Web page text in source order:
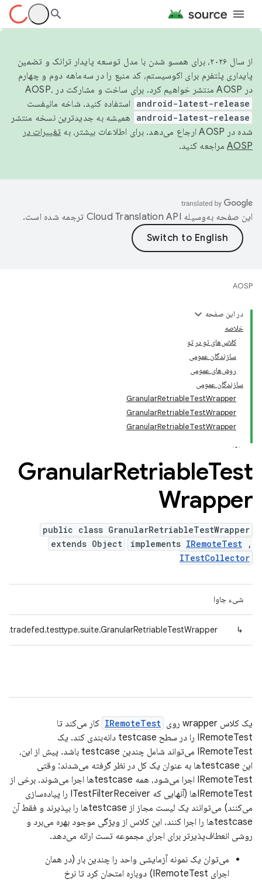
از سال ۲۰۲۶، برای همسو شدن با مدل توسعه پایدار ترانک و تضمین
پایداری پلتفرم برای اکوسیستم، کد منبع را در سه‌ماهه دوم و چهارم
در AOSP منتشر خواهیم کرد. برای ساخت و مشارکت در AOSP،
android-latest-release استفاده کنید. شاخه مانیفست
android-latest-release
همیشه به جدیدترین نسخه منتشر
شده در AOSP ارجاع می‌دهد. برای اطلاعات بیشتر، به
تغییرات در
AOSP مراجعه کنید.
این صفحه به‌وسیله ترجمه شده است.
AOSP
در این صفحه
خلاصه
کلاس‌های تو در تو
سازندگان عمومی
روش‌های عمومی
سازندگان عمومی
GranularRetriableTestWrapper
GranularRetriableTestWrapper
GranularRetriableTestWrapper
GranularRetriableTest
Wrapper
public class GranularRetriableTestWrapper
extends Object
implements IRemoteTest ,
ITestCollector
شیء جاوا
↳
یک کلاس wrapper روی IRemoteTest کار می‌کند تا
IRemoteTest را در سطح testcase دانه‌بندی کند. یک
IRemoteTest می‌تواند شامل چندین testcase باشد. پیش از این،
این testcaseها به عنوان یک کل در نظر گرفته می‌شدند: وقتی
IRemoteTest اجرا می‌شود، همه testcaseها اجرا می‌شوند. برخی از
IRemoteTestها (آنهایی که ITestFilterReceiver را پیاده‌سازی
می‌کنند) می‌توانند یک لیست مجاز از testcaseها را بپذیرند و فقط آن
testcaseها را اجرا کنند. این کلاس از ویژگی موجود بهره می‌برد و
روشی انعطاف‌پذیرتر برای اجرای مجموعه تست ارائه می‌دهد.
می‌توان یک نمونه آزمایشی واحد را چندین بار (در همان
اجرای IRemoteTest) دوباره امتحان کرد تا نرخ